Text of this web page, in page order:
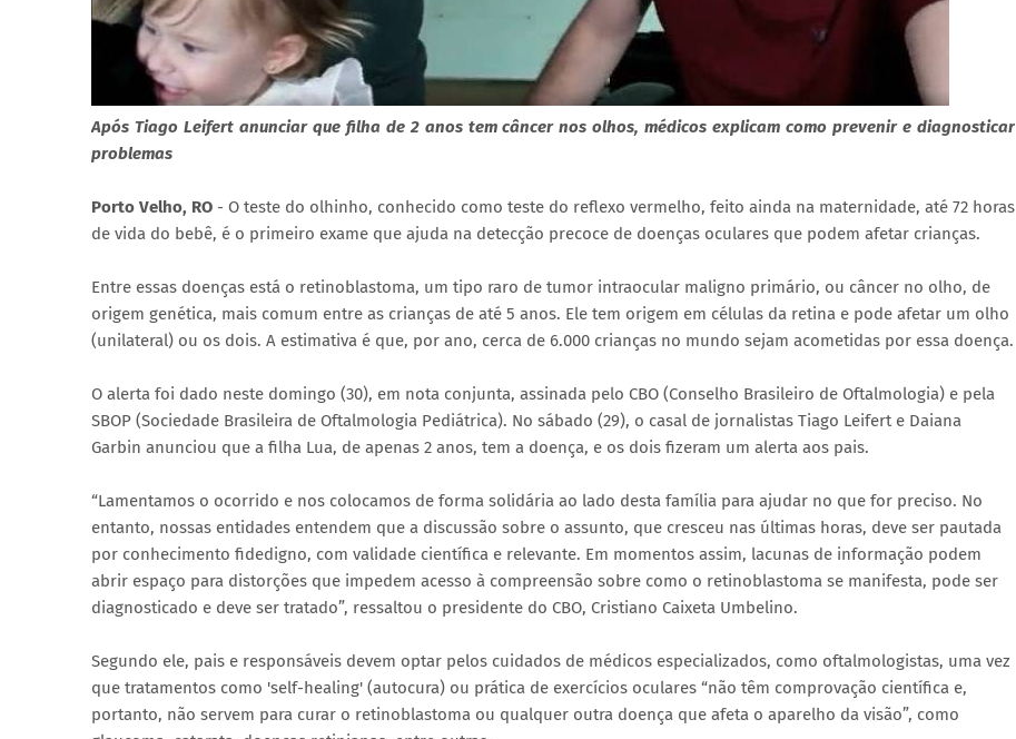
Após Tiago Leifert anunciar que filha de 2 anos tem câncer nos olhos, médicos explicam como prevenir e diagnosticar
problemas
Porto Velho, RO - O teste do olhinho, conhecido como teste do reflexo vermelho, feito ainda na maternidade, até 72 horas
de vida do bebê, é o primeiro exame que ajuda na detecção precoce de doenças oculares que podem afetar crianças.
Entre essas doenças está o retinoblastoma, um tipo raro de tumor intraocular maligno primário, ou câncer no olho, de
origem genética, mais comum entre as crianças de até 5 anos. Ele tem origem em células da retina e pode afetar um olho
(unilateral) ou os dois. A estimativa é que, por ano, cerca de 6.000 crianças no mundo sejam acometidas por essa doença.
O alerta foi dado neste domingo (30), em nota conjunta, assinada pelo CBO (Conselho Brasileiro de Oftalmologia) e pela
SBOP (Sociedade Brasileira de Oftalmologia Pediátrica). No sábado (29), o casal de jornalistas Tiago Leifert e Daiana
Garbin anunciou que a filha Lua, de apenas 2 anos, tem a doença, e os dois fizeram um alerta aos pais.
“Lamentamos o ocorrido e nos colocamos de forma solidária ao lado desta família para ajudar no que for preciso. No
entanto, nossas entidades entendem que a discussão sobre o assunto, que cresceu nas últimas horas, deve ser pautada
por conhecimento fidedigno, com validade científica e relevante. Em momentos assim, lacunas de informação podem
abrir espaço para distorções que impedem acesso à compreensão sobre como o retinoblastoma se manifesta, pode ser
diagnosticado e deve ser tratado”, ressaltou o presidente do CBO, Cristiano Caixeta Umbelino.
Segundo ele, pais e responsáveis devem optar pelos cuidados de médicos especializados, como oftalmologistas, uma vez
que tratamentos como 'self-healing' (autocura) ou prática de exercícios oculares “não têm comprovação científica e,
portanto, não servem para curar o retinoblastoma ou qualquer outra doença que afeta o aparelho da visão”, como